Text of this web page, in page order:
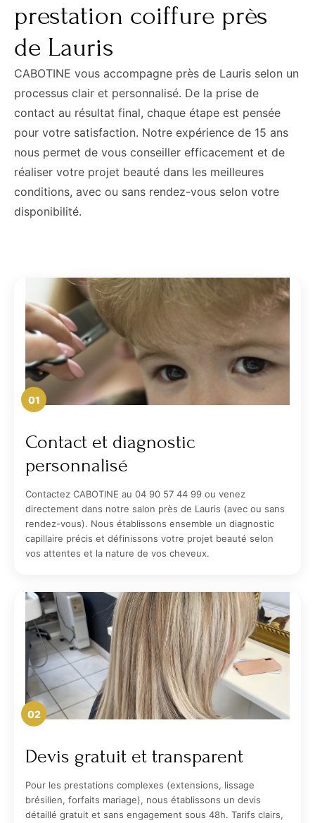
prestation coiffure près
de Lauris
CABOTINE vous accompagne près de Lauris selon un
processus clair et personnalisé. De la prise de
contact au résultat final, chaque étape est pensée
pour votre satisfaction. Notre expérience de 15 ans
nous permet de vous conseiller efficacement et de
réaliser votre projet beauté dans les meilleures
conditions, avec ou sans rendez-vous selon votre
disponibilité.
01
Contact et diagnostic
personnalisé
Contactez CABOTINE au 04 90 57 44 99 ou venez
directement dans notre salon près de Lauris (avec ou sans
rendez-vous). Nous établissons ensemble un diagnostic
capillaire précis et définissons votre projet beauté selon
vos attentes et la nature de vos cheveux.
02
Devis gratuit et transparent
Pour les prestations complexes (extensions, lissage
brésilien, forfaits mariage), nous établissons un devis
détaillé gratuit et sans engagement sous 48h. Tarifs clairs,